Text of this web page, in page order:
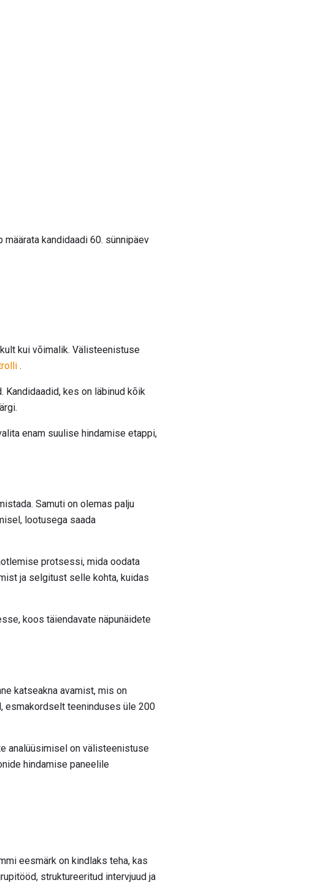
kandidaadi 60. sünnipäev
kui võimalik. Välisteenistuse
.
kes on läbinud kõik
enam suulise hindamise etappi,
Samuti on olemas palju
lootusega saada
protsessi, mida oodata
ja selgitust selle kohta, kuidas
koos täiendavate näpunäidete
katseakna avamist, mis on
esmakordselt teeninduses üle 200
analüüsimisel on välisteenistuse
hindamise paneelile
eesmärk on kindlaks teha, kas
struktureeritud intervjuud ja